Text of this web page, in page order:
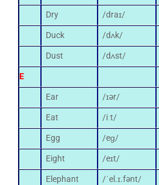
Dry
/draɪ/
Duck
/dʌk/
Dust
/dʌst/
E
Ear
/ɪər/
Eat
/iːt/
Egg
/eɡ/
Eight
/eɪt/
Elephant
/ˈel.ɪ.fənt/